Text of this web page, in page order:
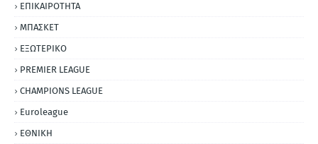
ΕΠΙΚΑΙΡΟΤΗΤΑ
ΜΠΑΣΚΕΤ
ΕΞΩΤΕΡΙΚΟ
PREMIER LEAGUE
CHAMPIONS LEAGUE
Euroleague
ΕΘΝΙΚΗ